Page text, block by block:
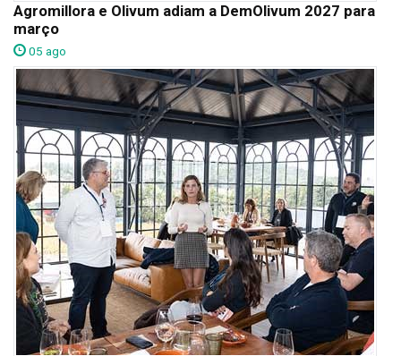
Agromillora e Olivum adiam a DemOlivum 2027 para
março
05 ago